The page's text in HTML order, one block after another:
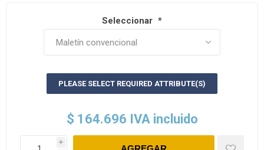
Seleccionar *
PLEASE SELECT REQUIRED ATTRIBUTE(S)
$ 164.696 IVA incluido
i